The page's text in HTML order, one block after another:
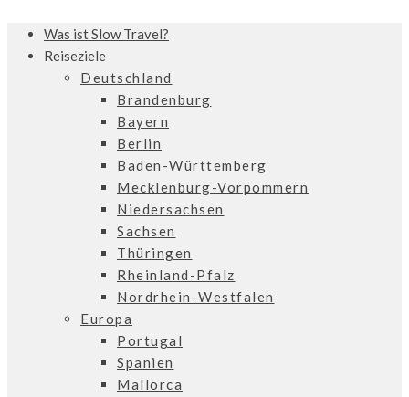
Was ist Slow Travel?
Reiseziele
Deutschland
Brandenburg
Bayern
Berlin
Baden-Württemberg
Mecklenburg-Vorpommern
Niedersachsen
Sachsen
Thüringen
Rheinland-Pfalz
Nordrhein-Westfalen
Europa
Portugal
Spanien
Mallorca